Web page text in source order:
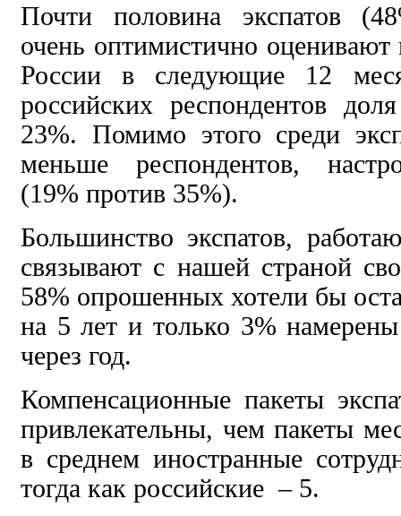
Почти половина экспатов
очень оптимистично
России в следующие 12
российских респондентов
23%. Помимо этого среди
меньше респондентов,
(19% против 35%).
Большинство экспатов,
связывают с нашей страной
58% опрошенных хотели бы
на 5 лет и только 3%
через год.
Компенсационные пакеты
привлекательны, чем пакеты
в среднем иностранные
тогда как российские – 5.